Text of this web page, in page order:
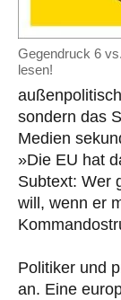
Gegendruck 6
lesen!
sondern das
Medien
»Die EU hat
Subtext: Wer
will, wenn er
Politiker und
an. Eine